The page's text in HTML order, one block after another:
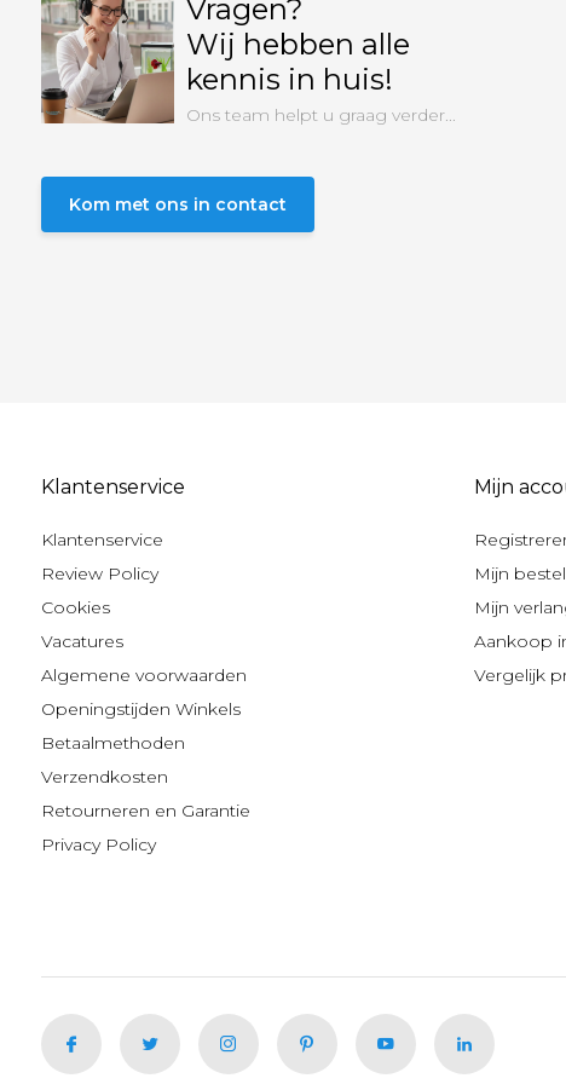
Vragen?
Wij hebben alle
kennis in huis!
Ons team helpt u graag verder...
Kom met ons in contact
Klantenservice
Klantenservice
Review Policy
Cookies
Vacatures
Algemene voorwaarden
Openingstijden Winkels
Betaalmethoden
Verzendkosten
Retourneren en Garantie
Privacy Policy
Mijn
Mijn
Mijn
Aankoop
Vergelijk